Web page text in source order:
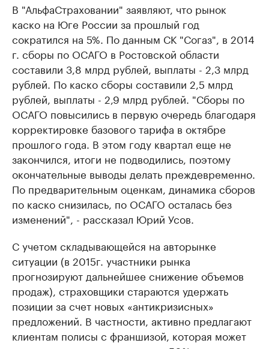
В "АльфаСтраховании" заявляют, что рынок
каско на Юге России за прошлый год
сократился на 5%. По данным СК "Согаз", в 2014
г. сборы по ОСАГО в Ростовской области
составили 3,8 млрд рублей, выплаты - 2,3 млрд
рублей. По каско сборы составили 2,5 млрд
рублей, выплаты - 2,9 млрд рублей. "Сборы по
ОСАГО повысились в первую очередь благодаря
корректировке базового тарифа в октябре
прошлого года. В этом году квартал еще не
закончился, итоги не подводились, поэтому
окончательные выводы делать преждевременно.
По предварительным оценкам, динамика сборов
по каско снизилась, по ОСАГО осталась без
изменений", - рассказал Юрий Усов.
С учетом складывающейся на авторынке
ситуации (в 2015г. участники рынка
прогнозируют дальнейшее снижение объемов
продаж), страховщики стараются удержать
позиции за счет новых «антикризисных»
предложений. В частности, активно предлагают
клиентам полисы с франшизой, которая может